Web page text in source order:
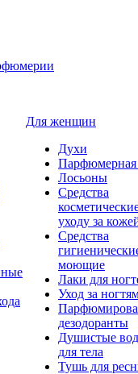
Для женщин
Духи
Парфюмерная
Лосьоны
Средства
уходу за
Средства
моющие
Лаки для
Уход за
дезодоранты
Душистые
для тела
Тушь для